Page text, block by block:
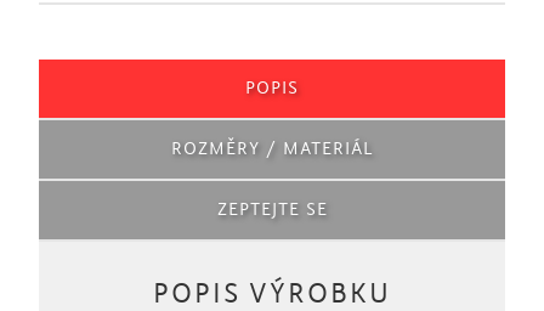
POPIS
ROZMĚRY / MATERIÁL
ZEPTEJTE SE
POPIS VÝROBKU